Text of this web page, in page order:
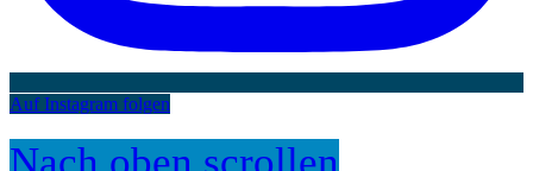
Auf Instagram folgen
Nach oben scrollen